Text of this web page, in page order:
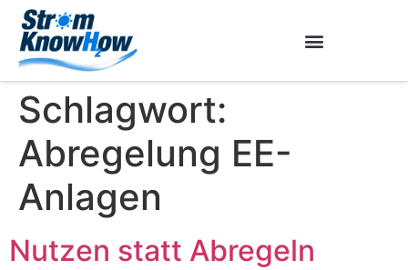
Schlagwort:
Abregelung EE-
Anlagen
Nutzen statt Abregeln